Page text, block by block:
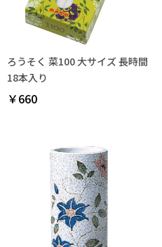
ろうそく 菜100 大サイズ 長時間
18本入り
￥660